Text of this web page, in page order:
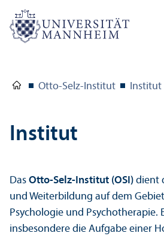
Otto-Selz-Institut Institut
Institut
Das Otto-Selz-Institut (OSI) dient
und Weiterbildung auf dem
Psychologie und Psychotherapie.
insbesondere die Aufgabe einer